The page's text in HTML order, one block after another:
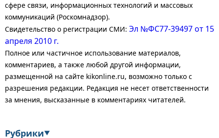
сфере связи, информационных технологий и массовых
коммуникаций (Роскомнадзор).
Свидетельство о регистрации СМИ: Эл №ФС77-39497 от 15
апреля 2010 г.
Полное или частичное использование материалов,
комментариев, а также любой другой информации,
размещенной на сайте kikonline.ru, возможно только с
разрешения редакции. Редакция не несет ответственности
за мнения, высказанные в комментариях читателей.
Рубрики▼